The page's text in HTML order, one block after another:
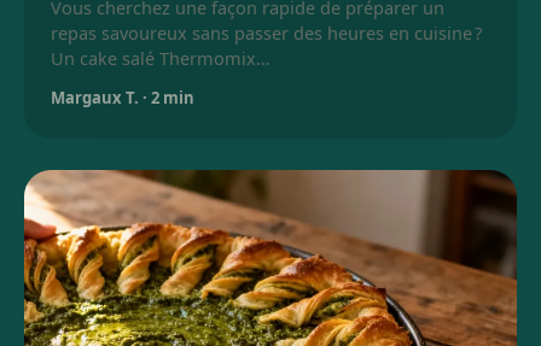
Vous cherchez une façon rapide de préparer un
repas savoureux sans passer des heures en cuisine ?
Un cake salé Thermomix…
Margaux T. · 2 min